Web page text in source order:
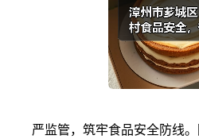
严监管，筑牢食品安全防线。